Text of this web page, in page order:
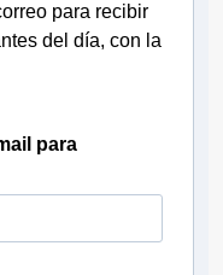
para recibir
del día, con la
para